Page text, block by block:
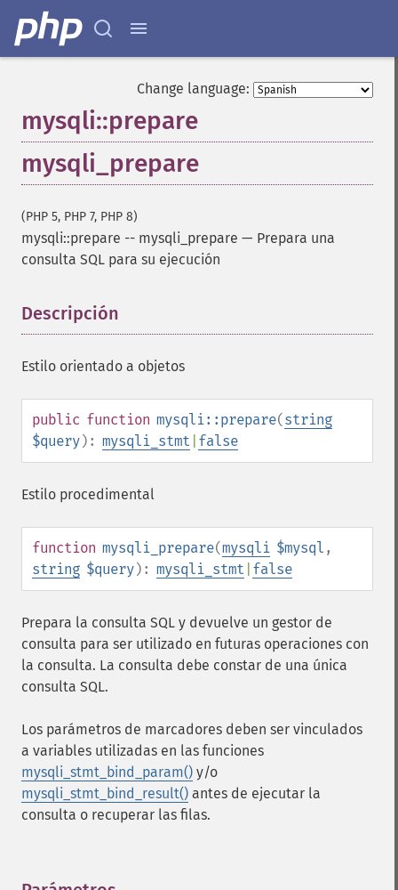
Change language:
mysqli::prepare
mysqli_prepare
(PHP 5, PHP 7, PHP 8)
mysqli::prepare -- mysqli_prepare — Prepara una
consulta SQL para su ejecución
Descripción
Estilo orientado a objetos
public function mysqli::prepare(string
$query): mysqli_stmt false
Estilo procedimental
function mysqli_prepare(mysqli $mysql ,
string $query): mysqli_stmt false
Prepara la consulta SQL y devuelve un gestor de
consulta para ser utilizado en futuras operaciones con
la consulta. La consulta debe constar de una única
consulta SQL.
Los parámetros de marcadores deben ser vinculados
a variables utilizadas en las funciones
mysqli_stmt_bind_param() y/o
mysqli_stmt_bind_result() antes de ejecutar la
consulta o recuperar las filas.